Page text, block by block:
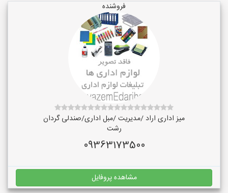
فروشنده
میز اداری اراد /مدیریت /مبل اداری/صندلی گردان
رشت
09363173500
مشاهده پروفایل